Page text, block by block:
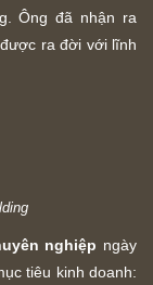
Ông đã nhận ra
ra đời với lĩnh
nghiệp ngày
tiêu kinh doanh: